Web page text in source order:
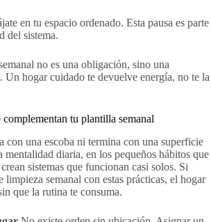
en tu espacio ordenado. Esta pausa es parte
del sistema.
no es una obligación, sino una
Un hogar cuidado te devuelve energía, no te la
tu plantilla semanal
con una escoba ni termina con una superficie
diaria, en los pequeños hábitos que
sistemas que funcionan casi solos. Si
semanal con estas prácticas, el hogar
que la rutina te consuma.